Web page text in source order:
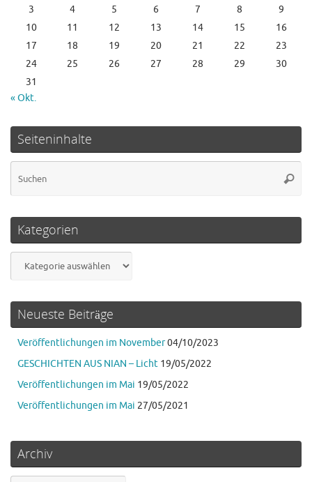
3
4 5 6 7 8
9
10
11 12 13 14 15
16
17
18 19 20 21 22
23
24
25 26 27 28 29
30
31
« Okt.
Seiteninhalte
Kategorien
Neueste Beiträge
Veröffentlichungen im November04/10/2023
GESCHICHTEN AUS NIAN – Licht 19/05/2022
Veröffentlichungen im Mai 19/05/2022
Veröffentlichungen im Mai 27/05/2021
Archiv